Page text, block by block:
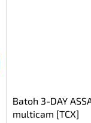
Batoh 3-DAY
multicam [TCX]